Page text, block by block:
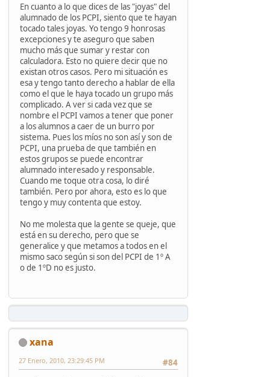
En cuanto a lo que dices de las "joyas" del
alumnado de los PCPI, siento que te hayan
tocado tales joyas. Yo tengo 9 honrosas
excepciones y te aseguro que saben
mucho más que sumar y restar con
calculadora. Esto no quiere decir que no
existan otros casos. Pero mi situación es
esa y tengo tanto derecho a hablar de ella
como el que le haya tocado un grupo más
complicado. A ver si cada vez que se
nombre el PCPI vamos a tener que poner
a los alumnos a caer de un burro por
sistema. Pues los míos no son así y son de
PCPI, una prueba de que también en
estos grupos se puede encontrar
alumnado interesado y responsable.
Cuando me toque otra cosa, lo diré
también. Pero por ahora, esto es lo que
tengo y muy contenta que estoy.
No me molesta que la gente se queje, que
está en su derecho, pero que se
generalice y que metamos a todos en el
mismo saco según si son del PCPI de 1º A
o de 1ºD no es justo.
xana
#84
27 Enero, 2010, 23:29:45 PM